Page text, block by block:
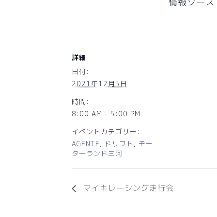
詳細
日付:
2021年12月5日
時間:
8:00 AM - 5:00 PM
イベントカテゴリー:
AGENTE, ドリフト, モー
ターランド三河
マイキレーシング走行会